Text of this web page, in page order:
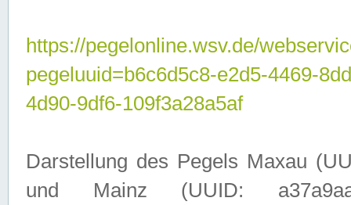
https://pegelonline.wsv.de/
pegeluuid=b6c6d5c8-e2d5-4469-
4d90-9df6-109f3a28a5af
Darstellung des Pegels Maxau
und Mainz (UUID: